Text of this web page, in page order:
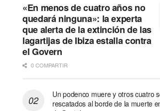
«En menos de cuatro años no
quedará ninguna»: la experta
que alerta de la extinción de las
lagartijas de Ibiza estalla contra
el Govern
0 COMPARTIR
Un podenco muere y otros cuatro
rescatados al borde de la muerte